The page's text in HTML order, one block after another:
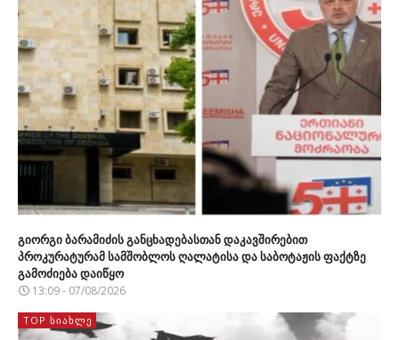
გიორგი ბარამიძის განცხადებასთან დაკავშირებით
პროკურატურამ სამშობლოს ღალატისა და საბოტაჟის ფაქტზე
გამოძიება დაიწყო
13:09 - 07/08/2026
TOP ᲡᲘᲐᲮᲚᲔ